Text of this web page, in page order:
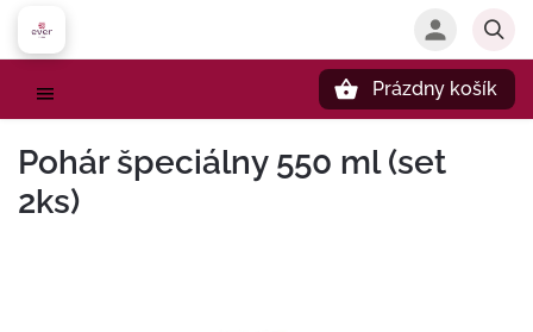
Prázdny košík
Pohár špeciálny 550 ml (set
2ks)